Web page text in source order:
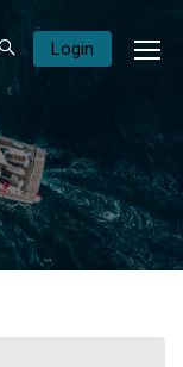
Login